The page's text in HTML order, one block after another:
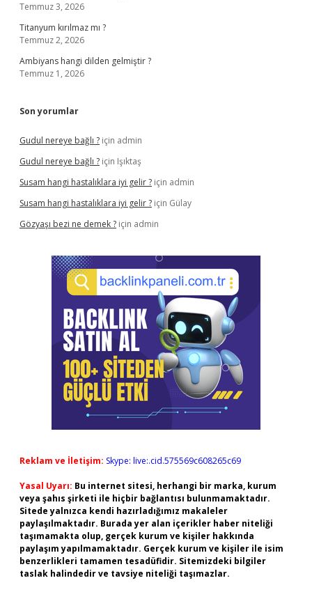
Temmuz 3, 2026
Titanyum kırılmaz mı ?
Temmuz 2, 2026
Ambiyans hangi dilden gelmiştir ?
Temmuz 1, 2026
Son yorumlar
Gudul nereye bağlı ? için admin
Gudul nereye bağlı ? için Işıktaş
Susam hangi hastalıklara iyi gelir ? için admin
Susam hangi hastalıklara iyi gelir ? için Gülay
Gözyaşı bezi ne demek ? için admin
Reklam ve İletişim: Skype: live:.cid.575569c608265c69
Yasal Uyarı: Bu internet sitesi, herhangi bir marka, kurum
veya şahıs şirketi ile hiçbir bağlantısı bulunmamaktadır.
Sitede yalnızca kendi hazırladığımız makaleler
paylaşılmaktadır. Burada yer alan içerikler haber niteliği
taşımamakta olup, gerçek kurum ve kişiler hakkında
paylaşım yapılmamaktadır. Gerçek kurum ve kişiler ile isim
benzerlikleri tamamen tesadüfidir. Sitemizdeki bilgiler
taslak halindedir ve tavsiye niteliği taşımazlar.